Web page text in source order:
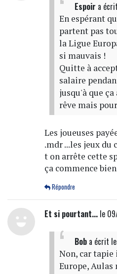
Espoir a écrit
En espérant
partent pas
la Ligue
si mauvais !
Quitte à
salaire
jusqu'à que
rêve mais
Les joueuses
.mdr ...les jeux du
t on arrête cette
ça commence
Répondre
Et si pourtant...le
Boba écrit
Non, car tapie
Europe, Aulas